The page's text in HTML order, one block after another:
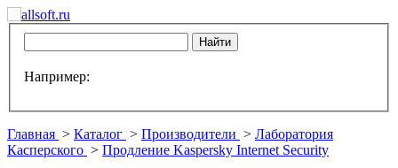
Например:
Главная > Каталог > Производители > Лаборатория
Касперского > Продление Kaspersky Internet Security